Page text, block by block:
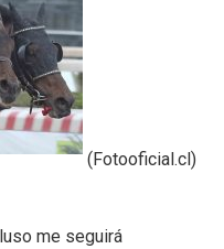
(Fotooficial.cl)
me seguirá